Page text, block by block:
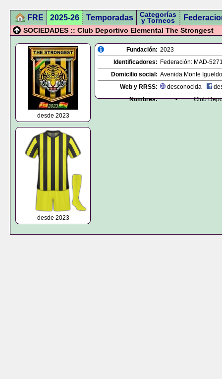
FRE 2025-26 Temporadas Categorías
y Torneos
SOCIEDADES :: Club Deportivo Elemental The Strongest
desde 2023
desde 2023
Fundación: 2023
Identificadores: Federación: MAD-
Domicilio social: Avenida Monte
Web y RRSS:
desconocida
Nombres:
- Club